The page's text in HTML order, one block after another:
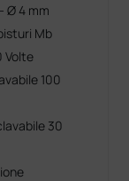
Ø 4 mm
Mb
Volte
100
30